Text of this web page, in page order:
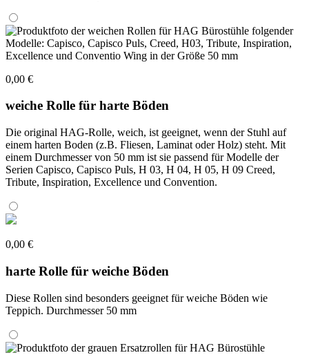
0,00 €
weiche Rolle für harte Böden
Die original HAG-Rolle, weich, ist geeignet, wenn der Stuhl auf
einem harten Boden (z.B. Fliesen, Laminat oder Holz) steht. Mit
einem Durchmesser von 50 mm ist sie passend für Modelle der
Serien Capisco, Capisco Puls, H 03, H 04, H 05, H 09 Creed,
Tribute, Inspiration, Excellence und Convention.
0,00 €
harte Rolle für weiche Böden
Diese Rollen sind besonders geeignet für weiche Böden wie
Teppich. Durchmesser 50 mm